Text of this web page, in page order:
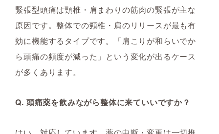
緊張型頭痛は頸椎・肩まわりの筋肉の緊張が主な
原因です。整体での頸椎・肩のリリースが最も有
効に機能するタイプです。「肩こりが和らいでか
ら頭痛の頻度が減った」という変化が出るケース
が多くあります。
Q. 頭痛薬を飲みながら整体に来ていいですか？